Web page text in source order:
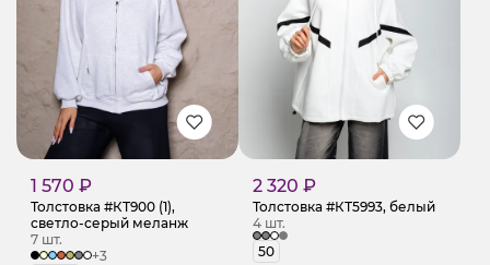
1 570 ₽
Толстовка #КТ900 (1),
светло-серый меланж
7 шт.
+3
2 320 ₽
Толстовка #КТ5993, белый
4 шт.
50